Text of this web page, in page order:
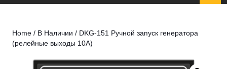
Home / В Наличии / DKG-151 Ручной запуск генератора
(релейные выходы 10А)